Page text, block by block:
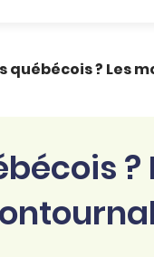
québécois ? Les
?